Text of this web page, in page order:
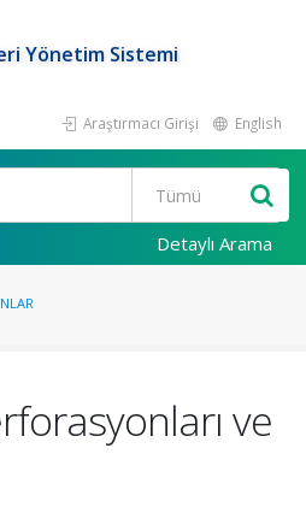
Yönetim Sistemi
Araştırmacı Girişi English
Detaylı Arama
ve